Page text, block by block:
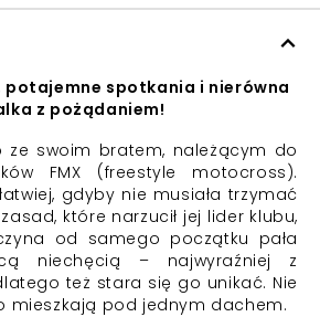
potajemne spotkania i nierówna
z pożądaniem!
ze swoim bratem, należącym do
FMX (freestyle motocross).
gdyby nie musiała trzymać
które narzucił jej lider klubu,
od samego początku pała
niechęcią – najwyraźniej z
też stara się go unikać. Nie
mieszkają pod jednym dachem.